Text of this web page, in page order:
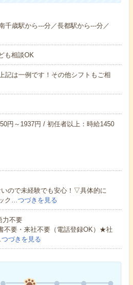
千歳駅から---分／長都駅から---分／
も相談OK
記は一例です！その他シフトもご相
円～1937円 / 初任者以上：時給1450
ので未経験でも安心！▽具体的に
ク…つづきを見る
力不要
要・来社不要（電話登録OK）★社
つづきを見る